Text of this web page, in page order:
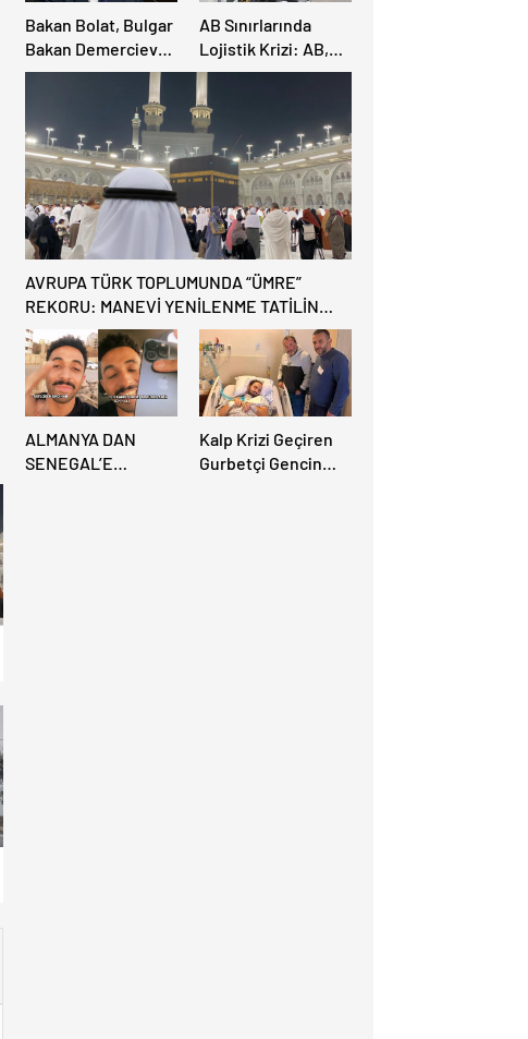
Bakan Bolat, Bulgar
Bakan Demerciev
ile Görüştü: Sınır
Kapılarında “EES”
ve Yaz Yoğunluğu
Masaya Yatırıldı
AB Sınırlarında
Lojistik Krizi: AB,
Sırbistan Ulaştırma
Topluluğu’nun
önerilerini reddetti
– Yeni protestolar
geliyor
AVRUPA TÜRK TOPLUMUNDA “ÜMRE”
REKORU: MANEVİ YENİLENME TATİLİN
ÖNÜNE GEÇTİ!
ALMANYA DAN
SENEGAL’E
Kalp Krizi Geçiren
Gurbetçi Gencin